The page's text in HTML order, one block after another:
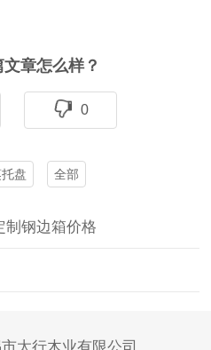
章怎么样？
0
盘 全部
制钢边箱价格